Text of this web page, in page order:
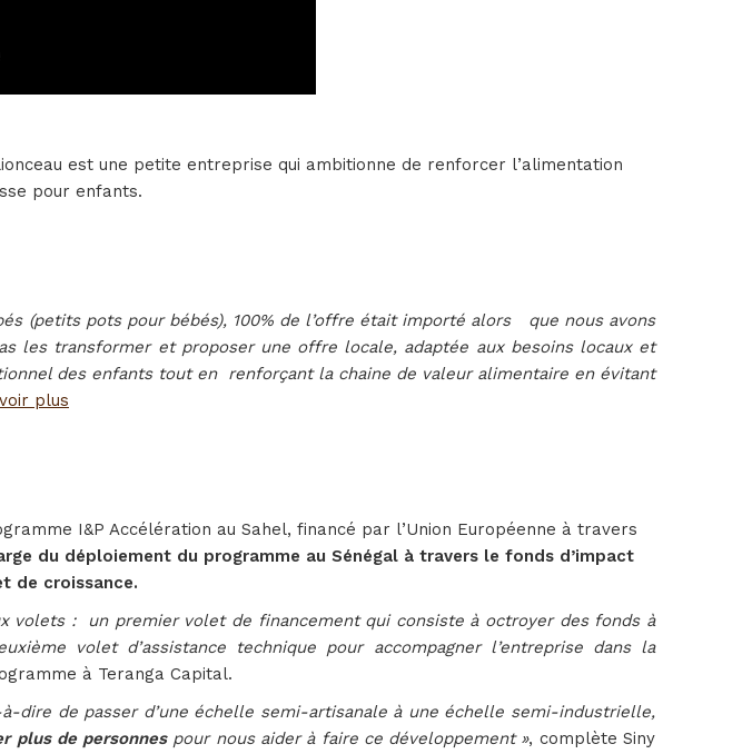
est une petite entreprise qui ambitionne de renforcer l’alimentation
pour enfants.
(petits pots pour bébés), 100% de l’offre était importé alors que nous avons
les transformer et proposer une offre locale, adaptée aux besoins locaux et
des enfants tout en renforçant la chaine de valeur alimentaire en évitant
plus
I&P Accélération au Sahel, financé par l’Union Européenne à travers
du déploiement du programme au Sénégal à travers le fonds d’impact
de croissance.
volets : un premier volet de financement qui consiste à octroyer des fonds à
volet d’assistance technique pour accompagner l’entreprise dans la
à Teranga Capital.
à-dire de passer d’une échelle semi-artisanale à une échelle semi-industrielle,
plus de personnespour nous aider à faire ce développement », complète Siny